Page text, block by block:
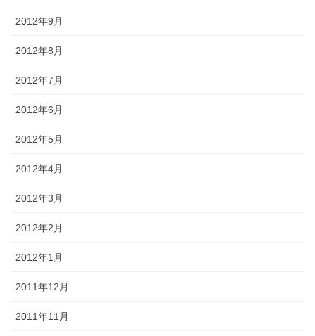
2012年9月
2012年8月
2012年7月
2012年6月
2012年5月
2012年4月
2012年3月
2012年2月
2012年1月
2011年12月
2011年11月